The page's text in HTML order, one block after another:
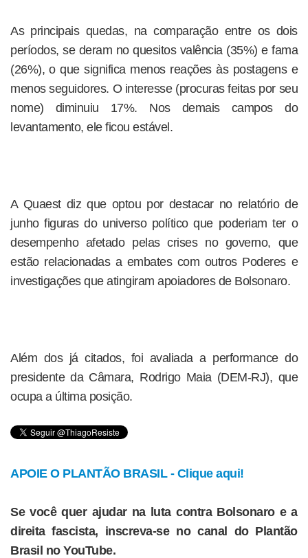
As principais quedas, na comparação entre os dois
períodos, se deram no quesitos valência (35%) e fama
(26%), o que significa menos reações às postagens e
menos seguidores. O interesse (procuras feitas por seu
nome) diminuiu 17%. Nos demais campos do
levantamento, ele ficou estável.
A Quaest diz que optou por destacar no relatório de
junho figuras do universo político que poderiam ter o
desempenho afetado pelas crises no governo, que
estão relacionadas a embates com outros Poderes e
investigações que atingiram apoiadores de Bolsonaro.
Além dos já citados, foi avaliada a performance do
presidente da Câmara, Rodrigo Maia (DEM-RJ), que
ocupa a última posição.
APOIE O PLANTÃO BRASIL - Clique aqui!
Se você quer ajudar na luta contra Bolsonaro e a
direita fascista, inscreva-se no canal do Plantão
Brasil no YouTube.